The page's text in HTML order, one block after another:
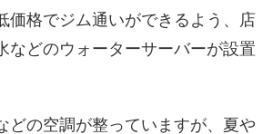
価格でジム通いができるよう、店
などのウォーターサーバーが設置
どの空調が整っていますが、夏や